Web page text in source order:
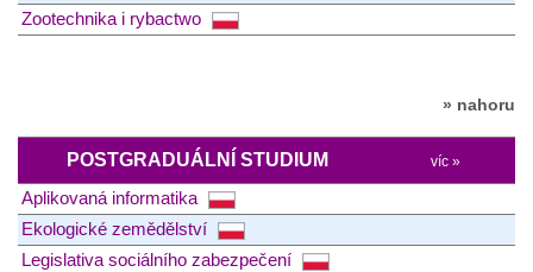
Zootechnika i rybactwo
» nahoru
POSTGRADUÁLNÍ STUDIUM víc »
Aplikovaná informatika
Ekologické zemědělství
Legislativa sociálního zabezpečení